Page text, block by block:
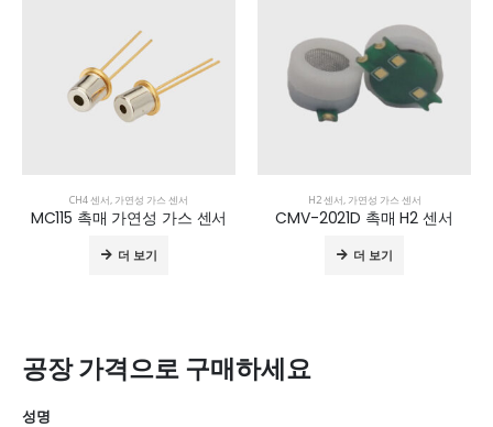
CH4 센서, 가연성 가스 센서
MC115 촉매 가연성 가스 센서
더 보기
H2 센서, 가연성 가스 센서
CMV-2021D 촉매 H2 센서
더 보기
공장 가격으로 구매하세요
성명